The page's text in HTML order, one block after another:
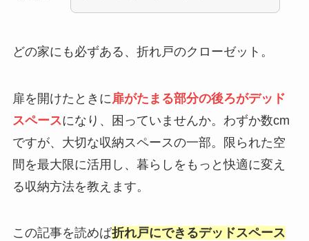
どの家にも必ずある、折れ戸のクローゼット。
扉を開けたときに 扉がたまる部分の後ろがデッド
スペースになり、困っていませんか。わずか数cm
ですが、大切な収納スペースの一部。限られた空
間を最大限に活用し、暮らしをもっと快適に変え
る収納方法を教えます。
この記事を読めば折れ戸にできるデッドスペース